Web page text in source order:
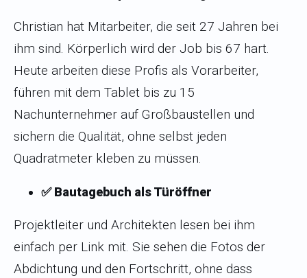
Christian hat Mitarbeiter, die seit 27 Jahren bei
ihm sind. Körperlich wird der Job bis 67 hart.
Heute arbeiten diese Profis als Vorarbeiter,
führen mit dem Tablet bis zu 15
Nachunternehmer auf Großbaustellen und
sichern die Qualität, ohne selbst jeden
Quadratmeter kleben zu müssen.
✅ Bautagebuch als Türöffner
Projektleiter und Architekten lesen bei ihm
einfach per Link mit. Sie sehen die Fotos der
Abdichtung und den Fortschritt, ohne dass